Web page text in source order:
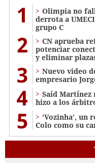
1
Olimpia no
derrota a
grupo C
2
CN aprueba
potenciar
y eliminar
3
Nuevo video
empresario
4
Saíd Martínez
hizo a los
5
‘Vozinha’, un
Colo como su